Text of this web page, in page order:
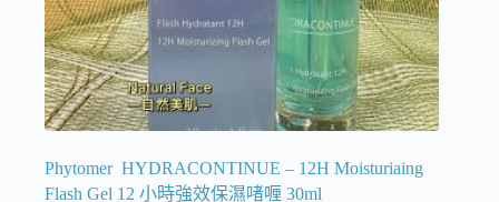
Phytomer HYDRACONTINUE – 12H Moisturiaing
Flash Gel 12 小時強效保濕啫喱 30ml